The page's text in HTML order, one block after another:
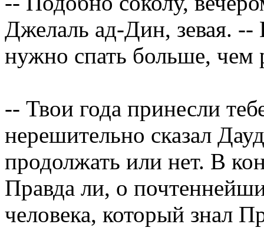
Джелаль ад-Дин, зевая.
нужно спать больше, чем
-- Твои года принесли
нерешительно сказал
продолжать или нет. В
Правда ли, о
человека, который знал